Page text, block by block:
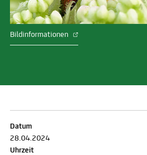
Bildinformationen
Datum
28.04.2024
Uhrzeit